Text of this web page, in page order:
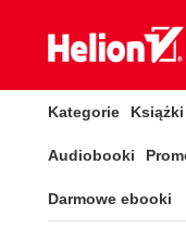
Kategorie Książki
Audiobooki
Darmowe ebooki